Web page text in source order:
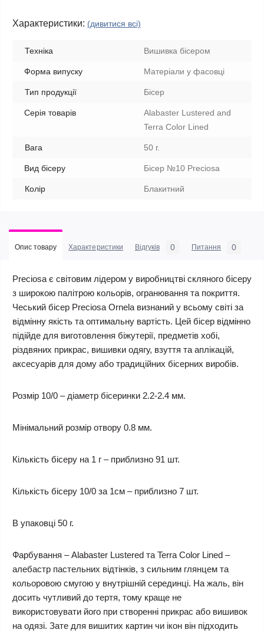
Характеристики: (дивитися всі)
Техніка Вишивка бісером
Форма випуску Матеріали у фасовці
Тип продукції Бісер
Серія товарів
Alabaster Lustered and
Terra Color Lined
Вага 50 г.
Вид бісеру Бісер №10 Preciosa
Колір Блакитний
Опис товару Характеристики Відгуків 0 Питання 0
Preciosa є світовим лідером у виробництві скляного бісеру
з широкою палітрою кольорів, огранювання та покриття.
Чеський бісер Preciosa Ornela визнаний у всьому світі за
відмінну якість та оптимальну вартість. Цей бісер відмінно
підійде для виготовлення біжутерії, предметів хобі,
різдвяних прикрас, вишивки одягу, взуття та аплікацій,
аксесуарів для дому або традиційних бісерних виробів.
Розмір 10/0 – діаметр бісеринки 2.2-2.4 мм.
Мінімальний розмір отвору 0.8 мм.
Кількість бісеру на 1 г – приблизно 91 шт.
Кількість бісеру 10/0 за 1см – приблизно 7 шт.
В упаковці 50 г.
Фарбування – Alabaster Lustered та Terra Color Lined –
алебастр пастельних відтінків, з сильним глянцем та
кольоровою смугою у внутрішній серединці. На жаль, він
досить чутливий до тертя, тому краще не
використовувати його при створенні прикрас або вишивок
на одязі. Зате для вишитих картин чи ікон він підходить